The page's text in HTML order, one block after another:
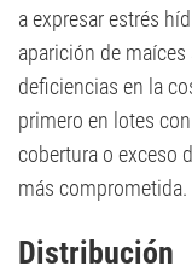
a expresar estrés
aparición de
deficiencias en la
primero en lotes
cobertura o exceso
más comprometida.
Distribución